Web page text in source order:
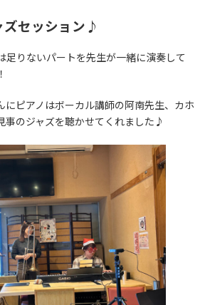
ズセッション♪
足りないパートを先生が一緒に演奏して
にピアノはボーカル講師の阿南先生、カホ
事のジャズを聴かせてくれました♪